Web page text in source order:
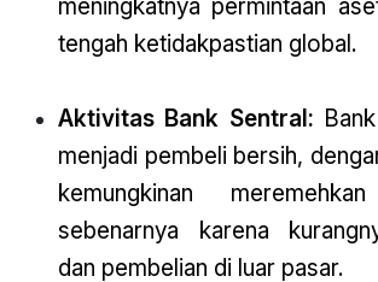
meningkatnya permintaan
tengah ketidakpastian global.
Aktivitas Bank Sentral:
menjadi pembeli bersih,
kemungkinan
sebenarnya karena
dan pembelian di luar pasar.